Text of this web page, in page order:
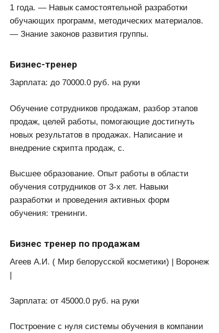
1 года. — Навык самостоятельной разработки
обучающих программ, методических материалов.
— Знание законов развития группы.
Бизнес-тренер
Зарплата: до 70000.0 руб. на руки
Обучение сотрудников продажам, разбор этапов
продаж, целей работы, помогающие достигнуть
новых результатов в продажах. Написание и
внедрение скрипта продаж, с.
Высшее образование. Опыт работы в области
обучения сотрудников от 3-х лет. Навыки
разработки и проведения активных форм
обучения: тренинги.
Бизнес тренер по продажам
Агеев А.И. ( Мир белорусской косметики) | Воронеж
Зарплата: от 45000.0 руб. на руки
Построение с нуля системы обучения в компании